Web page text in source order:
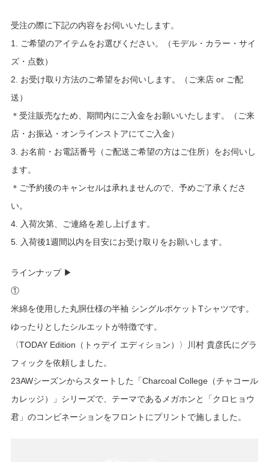
受注の際に下記の内容をお伺いいたします。
1. ご希望のアイテムをお選びください。（モデル・カラー・サイ
ズ・点数）
2. お受け取り方法のご希望をお伺いします。（ご来店 orご配
送）
＊受注販売なため、期間内にご入金をお願いいたします。（ご来
店・お振込・オンラインストアにてご入金）
3. お名前・お電話番号（ご配送ご希望の方はご住所）をお伺いし
ます。
＊ご予約後のキャンセルは承れませんので、予めご了承くださ
い。
4. 入荷次第、ご連絡を差し上げます。
5. 入荷後1週間以内を目安にお受け取りをお願いします。
ラインナップ ▶︎
①
米綿を使用した丸胴仕様の半袖 シングルポケットTシャツです。
ゆったりとしたシルエットが特徴です。
〈TODAY Edition（トゥデイ エディション）〉川村 貴彦氏にグラ
フィックを依頼しました。
23AWシーズンからスタートした「Charcoal College（チャコール
カレッジ）」シリーズで、テーマであるメガホンと「クロヒョウ
君」のコンビネーションをフロントにプリントで施しました。